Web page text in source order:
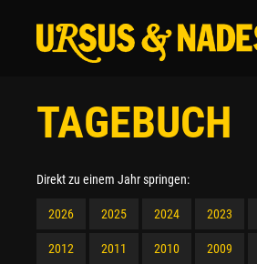
TAGEBUCH
Direkt zu einem Jahr springen:
2026 2025 2024 2023
2012 2011 2010 2009